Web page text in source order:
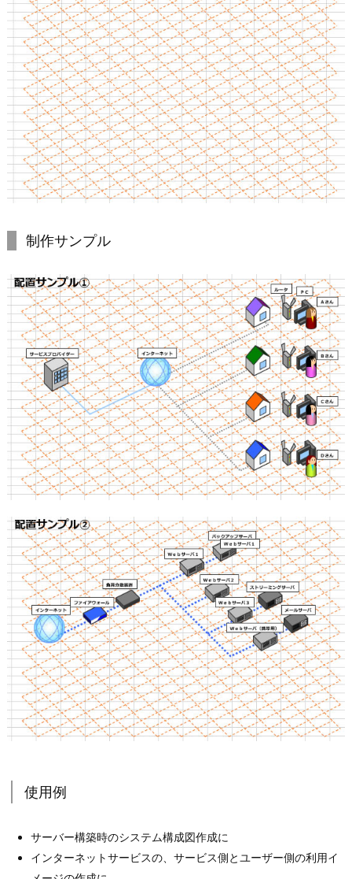
制作サンプル
使用例
サーバー構築時のシステム構成図作成に
インターネットサービスの、サービス側とユーザー側の利用イ